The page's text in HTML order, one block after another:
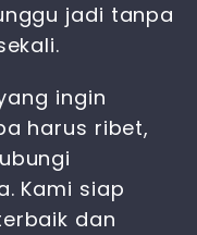
jadi tanpa
ingin
harus ribet,
Kami siap
dan